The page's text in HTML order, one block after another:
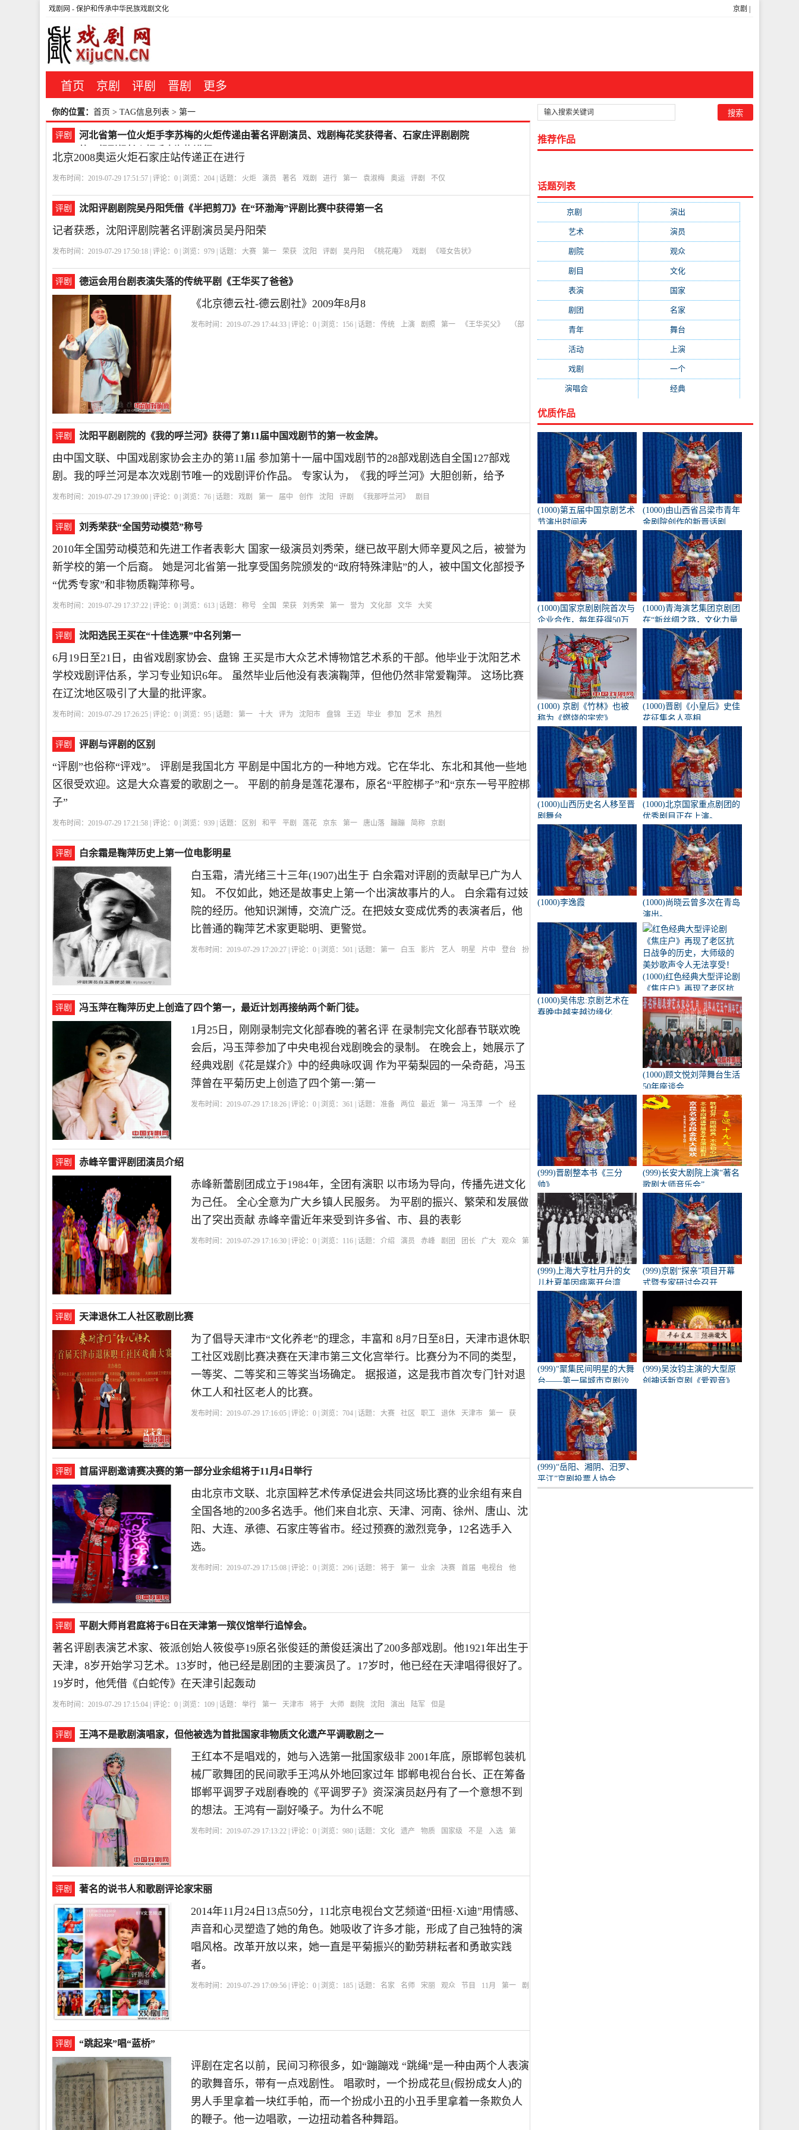
京剧
戏剧网 - 保护和传承中华民族戏剧文化
首页 京剧 评剧 晋剧 更多
你的位置： 首页 > TAG信息列表 > 第一
评剧
河北省第一位火炬手李苏梅的火炬传递由著名评剧演员、戏剧梅花奖获得者、石家庄评剧剧院
第一组副组长火炬手袁淑梅进行。
北京2008奥运火炬石家庄站传递正在进行
发布时间：2019-07-29 17:51:57 | 评论： 0 | 浏览： 204 | 话题： 火炬 演员 著名 戏剧 进行 第一 袁淑梅 奥运 评剧 不仅
评剧 沈阳评剧剧院吴丹阳凭借《半把剪刀》在“环渤海”评剧比赛中获得第一名
记者获悉，沈阳评剧院著名评剧演员吴丹阳荣
发布时间：2019-07-29 17:50:18 | 评论： 0 | 浏览： 979 | 话题： 大赛 第一 荣获 沈阳 评剧 吴丹阳 《桃花庵》 戏剧 《哑女告状》
评剧 德运会用台剧表演失落的传统平剧《王华买了爸爸》
《北京德云社-德云剧社》2009年8月8
发布时间：2019-07-29 17:44:33 | 评论：0 | 浏览： 156 | 话题： 传统 上演 剧照 第一 《王华买父》
（部
评剧 沈阳平剧剧院的《我的呼兰河》获得了第11届中国戏剧节的第一枚金牌。
由中国文联、中国戏剧家协会主办的第11届 参加第十一届中国戏剧节的28部戏剧选自全国127部戏
剧。我的呼兰河是本次戏剧节唯一的戏剧评价作品。 专家认为，《我的呼兰河》大胆创新，给予
发布时间：2019-07-29 17:39:00 | 评论： 0 | 浏览： 76 | 话题： 戏剧 第一 届中 创作 沈阳 评剧 《我那呼兰河》 剧目
评剧 刘秀荣获“全国劳动模范”称号
2010年全国劳动模范和先进工作者表彰大 国家一级演员刘秀荣，继已故平剧大师辛夏风之后，被誉为
新学校的第一个后裔。 她是河北省第一批享受国务院颁发的“政府特殊津贴”的人，被中国文化部授予
“优秀专家”和非物质鞠萍称号。
发布时间：2019-07-29 17:37:22 | 评论： 0 | 浏览： 613 | 话题： 称号 全国 荣获 刘秀荣 第一 誉为 文化部 文华 大奖
评剧 沈阳选民王买在“十佳选票”中名列第一
6月19日至21日，由省戏剧家协会、盘锦 王买是市大众艺术博物馆艺术系的干部。他毕业于沈阳艺术
学校戏剧评估系，学习专业知识6年。 虽然毕业后他没有表演鞠萍，但他仍然非常爱鞠萍。 这场比赛
在辽沈地区吸引了大量的批评家。
发布时间：2019-07-29 17:26:25 | 评论： 0 | 浏览： 95 | 话题： 第一 十大 评为 沈阳市 盘锦 王迈 毕业 参加 艺术 热烈
评剧 评剧与评剧的区别
“评剧”也俗称“评戏”。 评剧是我国北方 平剧是中国北方的一种地方戏。它在华北、东北和其他一些地
区很受欢迎。这是大众喜爱的歌剧之一。 平剧的前身是莲花瀑布，原名“平腔梆子”和“京东一号平腔梆
子”
发布时间：2019-07-29 17:21:58 | 评论： 0 | 浏览： 939 | 话题： 区别 和平 平剧 莲花 京东 第一 唐山落 蹦蹦 简称 京剧
评剧 白余霜是鞠萍历史上第一位电影明星
白玉霜，清光绪三十三年(1907)出生于 白余霜对评剧的贡献早已广为人
知。 不仅如此，她还是故事史上第一个出演故事片的人。 白余霜有过妓
院的经历。他知识渊博，交流广泛。在把妓女变成优秀的表演者后，他
比普通的鞠萍艺术家更聪明、更警觉。
发布时间：2019-07-29 17:20:27 | 评论：0 | 浏览：501 | 话题： 第一 白玉 影片 艺人 明星 片中 登台
扮
评剧 冯玉萍在鞠萍历史上创造了四个第一，最近计划再接纳两个新门徒。
1月25日，刚刚录制完文化部春晚的著名评 在录制完文化部春节联欢晚
会后，冯玉萍参加了中央电视台戏剧晚会的录制。 在晚会上，她展示了
经典戏剧《花是媒介》中的经典咏叹调 作为平菊梨园的一朵奇葩，冯玉
萍曾在平菊历史上创造了四个第一:第一
发布时间：2019-07-29 17:18:26 | 评论：0 | 浏览：361 | 话题： 准备 两位 最近 第一 冯玉萍 一个
经
评剧 赤峰辛雷评剧团演员介绍
赤峰新蕾剧团成立于1984年，全团有演职 以市场为导向，传播先进文化
为己任。 全心全意为广大乡镇人民服务。 为平剧的振兴、繁荣和发展做
出了突出贡献 赤峰辛雷近年来受到许多省、市、县的表彰
发布时间：2019-07-29 17:16:30 | 评论：0 | 浏览： 116 | 话题： 介绍 演员 赤峰 剧团 团长 广大 观众
第
评剧 天津退休工人社区歌剧比赛
为了倡导天津市“文化养老”的理念，丰富和 8月7日至8日，天津市退休职
工社区戏剧比赛决赛在天津市第三文化宫举行。比赛分为不同的类型，
一等奖、二等奖和三等奖当场确定。 据报道，这是我市首次专门针对退
休工人和社区老人的比赛。
发布时间：2019-07-29 17:16:05 | 评论：0 | 浏览： 704 | 话题： 大赛 社区 职工 退休 天津市 第一
获
评剧 首届评剧邀请赛决赛的第一部分业余组将于11月4日举行
由北京市文联、北京国粹艺术传承促进会共同这场比赛的业余组有来自
全国各地的200多名选手。他们来自北京、天津、河南、徐州、唐山、沈
阳、大连、承德、石家庄等省市。经过预赛的激烈竞争，12名选手入
选。
发布时间：2019-07-29 17:15:08 | 评论：0 | 浏览：296 | 话题： 将于 第一 业余 决赛 首届 电视台
他
评剧 平剧大师肖君庭将于6日在天津第一殡仪馆举行追悼会。
著名评剧表演艺术家、筱派创始人筱俊亭19原名张俊廷的萧俊廷演出了200多部戏剧。他1921年出生于
天津，8岁开始学习艺术。13岁时，他已经是剧团的主要演员了。17岁时，他已经在天津唱得很好了。
19岁时，他凭借《白蛇传》在天津引起轰动
发布时间：2019-07-29 17:15:04 | 评论： 0 | 浏览： 109 | 话题： 举行 第一 天津市 将于 大师 剧院 沈阳 演出 陆军 但是
评剧 王鸿不是歌剧演唱家，但他被选为首批国家非物质文化遗产平调歌剧之一
王红本不是唱戏的，她与入选第一批国家级非 2001年底，原邯郸包装机
械厂歌舞团的民间歌手王鸿从外地回家过年 邯郸电视台台长、正在筹备
邯郸平调罗子戏剧春晚的《平调罗子》资深演员赵丹有了一个意想不到
的想法。王鸿有一副好嗓子。为什么不呢
发布时间：2019-07-29 17:13:22 | 评论：0 | 浏览：980 | 话题： 文化 遗产 物质 国家级 不是 入选
第
评剧 著名的说书人和歌剧评论家宋丽
2014年11月24日13点50分，11北京电视台文艺频道“田桓·Xi迪”用情感、
声音和心灵塑造了她的角色。她吸收了许多才能，形成了自己独特的演
唱风格。改革开放以来，她一直是平菊振兴的勤劳耕耘者和勇敢实践
者。
发布时间：2019-07-29 17:09:56 | 评论：0 | 浏览： 185 | 话题： 名家 名师 宋丽 观众 节目 11月 第一
剧
评剧 “跳起来”唱“蓝桥”
评剧在定名以前，民间习称很多，如“蹦蹦戏 “跳绳”是一种由两个人表演
的歌舞音乐，带有一点戏剧性。 唱歌时，一个扮成花旦(假扮成女人)的
男人手里拿着一块红手帕，而一个扮成小丑的小丑手里拿着一条欺负人
的鞭子。他一边唱歌，一边扭动着各种舞蹈。
推荐作品
话题列表
京剧 演出
艺术 演员
剧院 观众(2300)
剧目 文化(1664)
表演 国家
剧团 名家
青年 舞台
活动 上演
戏剧 一个(1068)
演唱会(1053) 经典(1009)
优质作品
(1000)第五届中国京剧艺术
节演出时间表
(1000)由山西省吕梁市青年
金剧院创作的新晋话剧
《兴化九翁》将于10月16
日在北京长安大剧院上
(1000)国家京剧剧院首次与
企业合作，每年获得50万
元的创作经费。
(1000)青海演艺集团京剧团
在“新丝绸之路，文化力量
——第二届黄河流域歌剧
红梅大赛”中获得1金3银
(1000) 京剧《竹林》也被
称为《燃烧的宇宏》
(1000)晋剧《小皇后》史佳
花征集名人亮相
(1000)山西历史名人移至晋
剧舞台
(1000)北京国家重点剧团的
优秀剧目正在上演。
(1000)李逸霞
(1000)尚晓云曾多次在青岛
演出。
(1000)吴伟忠:京剧艺术在
春晚中越来越边缘化
(1000)红色经典大型评论剧
《焦庄户》再现了老区抗
日战争的历史，大师级的
美妙歌声令人无法享受！
(1000)顾文悦刘萍舞台生活
50年座谈会
(999)晋剧整本书《三分
帅》
(999)长安大剧院上演“著名
歌剧大师音乐会”
(999)上海大亨杜月升的女
儿杜夏美因病离开台湾
(999)京剧“探亲”项目开幕
式暨专家研讨会召开
(999)“聚集民间明星的大舞
台——第一届城市京剧沙
龙”训练成果的表演
(999)吴汝钧主演的大型原
创神话新京剧《爱观音》
(999)“岳阳、湘阴、汨罗、
平江”京剧投票人协会